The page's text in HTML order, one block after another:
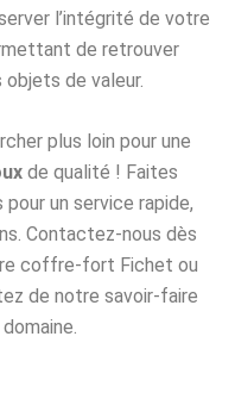
l’intégrité de votre
de retrouver
objets de valeur.
plus loin pour une
de qualité ! Faites
un service rapide,
Contactez-nous dès
coffre-fort Fichet ou
de notre savoir-faire